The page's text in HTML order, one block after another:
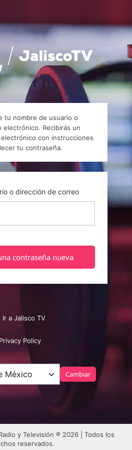
https://
tu nombre de usuario o
Recibirás un
con instrucciones
tu contraseña.
o dirección de correo
a Jalisco TV
Privacy Policy
y Televisión ® 2026 | Todos los
reservados.